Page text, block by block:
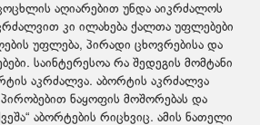
აღიარებით უნდა აიკრძალოს
კი ილახება ქალთა უფლებები
უფლება, პირადი ცხოვრებისა და
საინტერესოა რა შედეგის მომტანი
აკრძალვა. აბორტის აკრძალვა
პირობებით ნაყოფის მოშორებას და
აბორტების რიცხვიც. ამის ნათელი